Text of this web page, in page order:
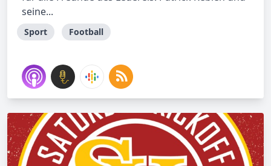
seine...
Sport Football